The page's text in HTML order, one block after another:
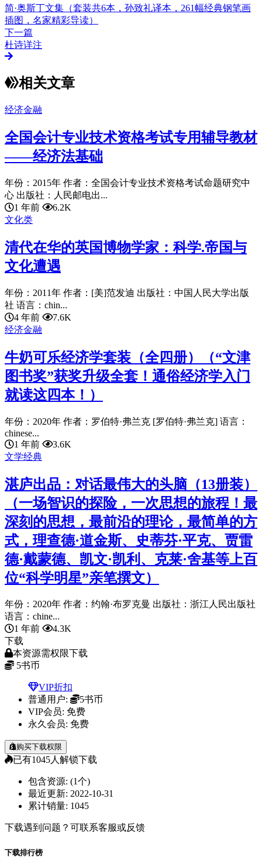
简·奥斯丁文集（套装共6本，孙致礼译本，261幅经典钢笔画
插图，名家精彩导读）
下一篇
杜诗详注
相关文章
经济金融
全国会计专业技术资格考试专用辅导教材
——经济法基础
年份：2015年 作者：全国会计专业技术资格考试命题研究中
心 出版社：人民邮电出...
1 年前
6.2K
文化类
清代在华的英国博物学家：科学.帝国与
文化遭遇
年份：2011年 作者：[美]范发迪 出版社：中国人民大学出版
社 语言：chin...
4 年前
7.6K
经济金融
牛奶可乐经济学套装（全四册）（“文津
图书奖”获奖升级全套！通俗经济学入门
就读这四本！）
年份：2020年 作者：罗伯特·弗兰克 [罗伯特·弗兰克] 语言：
chinese...
1 年前
3.6K
文学经典
湛庐出品：对话最伟大的头脑（13册装）
（一场智识的探险，一次思想的旅程！最
深刻的思想，最前沿的理论，最简单的方
式，理查德·道金斯、史蒂芬·平克、贾雷
德·戴蒙德、凯文·凯利、克莱·舍基等上百
位“科学明星”亲笔撰文）
年份：2020年 作者：约翰·布罗克曼 出版社：浙江人民出版社
语言：chine...
1 年前
4.3K
下载
本资源需权限下载
5书币
VIP折扣
普通用户:
5书币
VIP会员: 免费
永久会员: 免费
购买下载权限
已有1045人解锁下载
包含资源: (1个)
最近更新: 2022-10-31
累计销量: 1045
下载遇到问题？可联系客服或反馈
下载排行榜